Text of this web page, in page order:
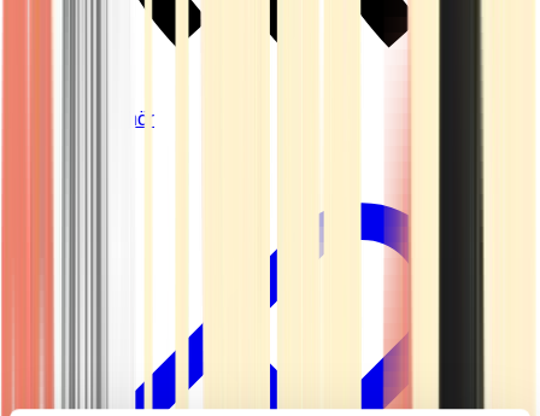
Vapes & Zubehör